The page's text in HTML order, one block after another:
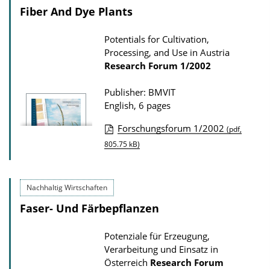
Fiber And Dye Plants
Potentials for Cultivation,
Processing, and Use in Austria
Research Forum 1/2002
Publisher: BMVIT
English, 6 pages
P
b
l
i
a
t
Forschungsforum 1/2002 (pdf,
805.75 kB)
Nachhaltig Wirtschaften
Faser- Und Färbepflanzen
Potenziale für Erzeugung,
Verarbeitung und Einsatz in
Österreich Research Forum